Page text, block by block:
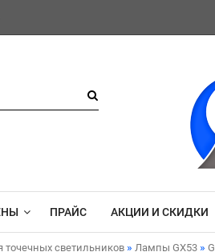
ПРАЙС АКЦИИ И СКИДКИ
светильников Лампы GX53